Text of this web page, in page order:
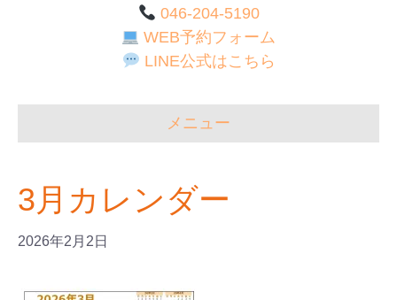
046-204-5190
WEB予約フォーム
LINE公式はこちら
メニュー
3月カレンダー
2026年2月2日